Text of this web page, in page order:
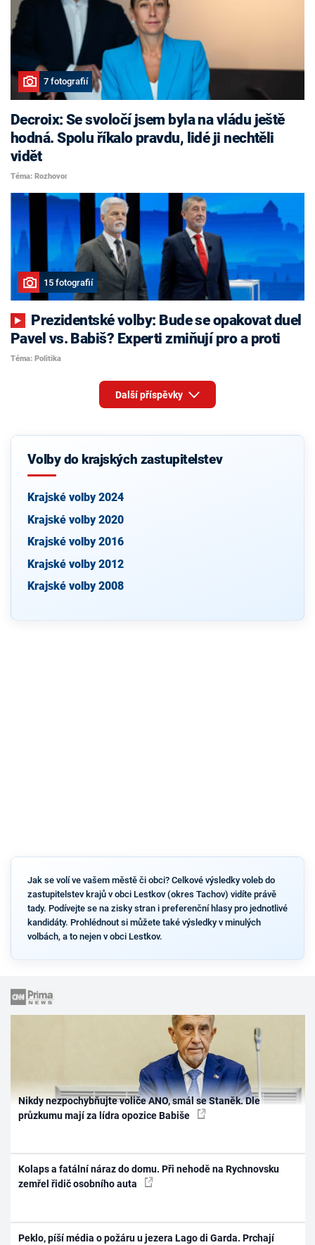
7 fotografií
Decroix: Se svoločí jsem byla na vládu ještě
hodná. Spolu říkalo pravdu, lidé ji nechtěli
vidět
Téma: Rozhovor
15 fotografií
Pavel vs. Babiš? Experti zmiňují pro a proti
Téma: Politika
Další příspěvky
Volby do krajských zastupitelstev
Krajské volby 2024
Krajské volby 2020
Krajské volby 2016
Krajské volby 2012
Krajské volby 2008
Jak se volí ve vašem městě či obci? Celkové výsledky voleb do
zastupitelstev krajů v obci Lestkov (okres Tachov) vidíte právě
tady. Podívejte se na zisky stran i preferenční hlasy pro jednotlivé
kandidáty. Prohlédnout si můžete také výsledky v minulých
volbách, a to nejen v obci Lestkov.
Nikdy nezpochybňujte voliče ANO, smál se Staněk. Dle
průzkumu mají za lídra opozice Babiše
Kolaps a fatální náraz do domu. Při nehodě na Rychnovsku
zemřel řidič osobního auta
Peklo, píší média o požáru u jezera Lago di Garda. Prchají